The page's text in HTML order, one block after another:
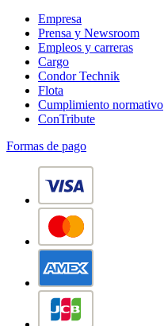
Empresa
Prensa y Newsroom
Empleos y carreras
Cargo
Condor Technik
Flota
Cumplimiento normativo
ConTribute
Formas de pago